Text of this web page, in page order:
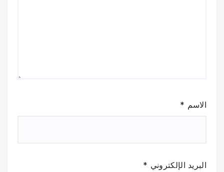
الاسم *
البريد الإلكتروني *